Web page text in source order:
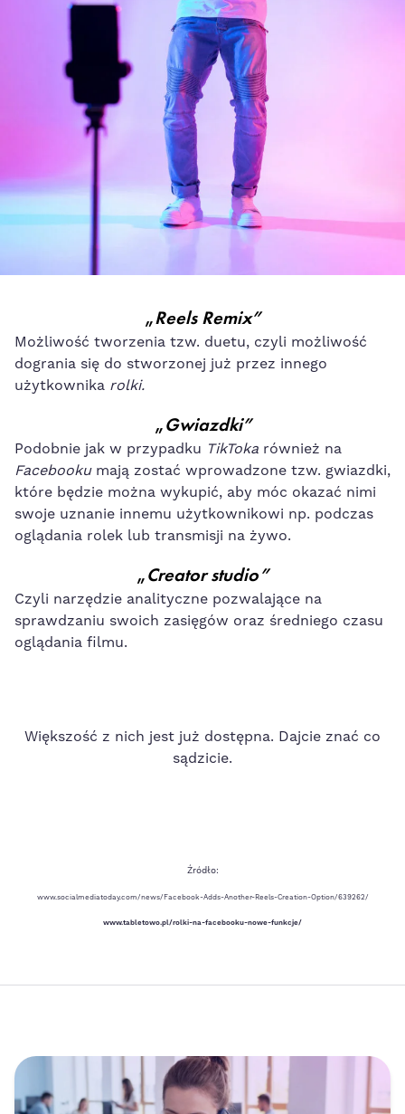
„Reels Remix”
Możliwość tworzenia tzw. duetu, czyli możliwość
dogrania się do stworzonej już przez innego
użytkownika rolki.
„Gwiazdki”
Podobnie jak w przypadku TikToka również na
Facebookumają zostać wprowadzone tzw. gwiazdki,
które będzie można wykupić, aby móc okazać nimi
swoje uznanie innemu użytkownikowi np. podczas
oglądania rolek lub transmisji na żywo.
„Creator studio”
Czyli narzędzie analityczne pozwalające na
sprawdzaniu swoich zasięgów oraz średniego czasu
oglądania filmu.
Większość z nich jest już dostępna. Dajcie znać co
sądzicie.
Źródło:
www.socialmediatoday.com/news/Facebook-Adds-Another-Reels-Creation-Option/639262/
www.tabletowo.pl/rolki-na-facebooku-nowe-funkcje/